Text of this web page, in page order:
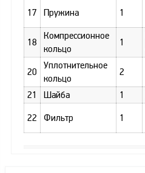
Гарантия
возврат
Вакансии
17 Пружина 1
18
Компрессионное
кольцо
1
20
Уплотнительное
кольцо
2
21 Шайба 1
22 Фильтр 1